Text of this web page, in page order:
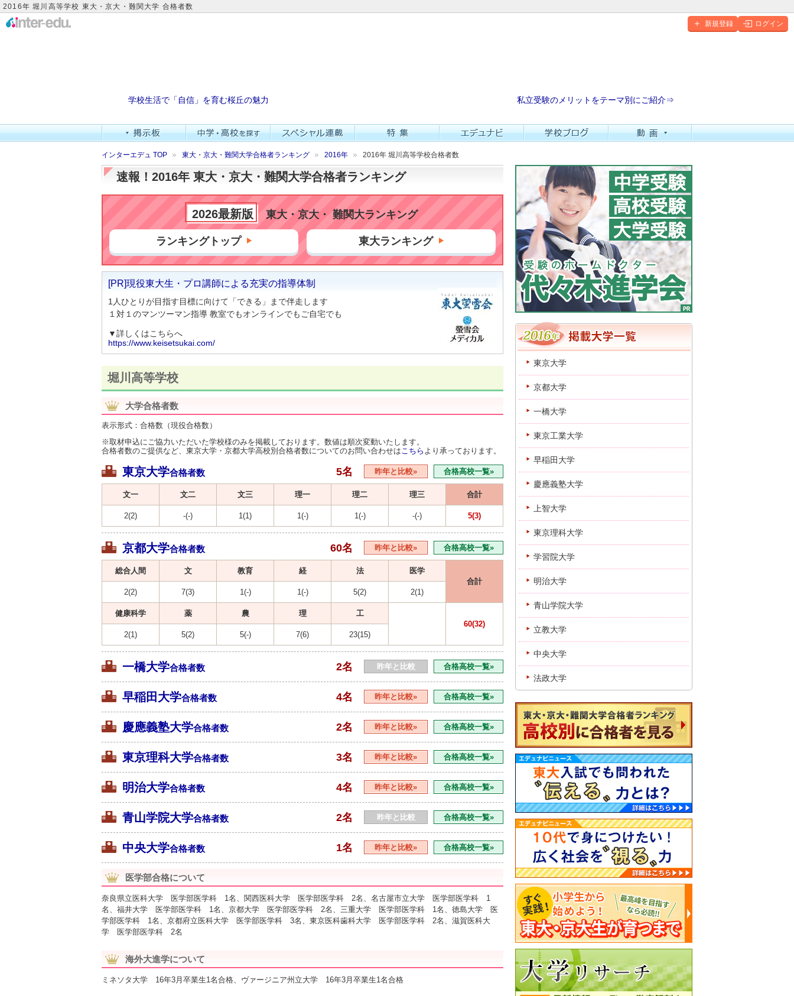
2016年 堀川高等学校 東大・京大・難関大学 合格者数
新規登録 ログイン
学校生活で「自信」を育む桜丘の魅力 私立受験のメリットをテーマ別にご紹介⇒
インターエデュ TOP 東大・京大・難関大学合格者ランキング 2016年 2016年 堀川高等学校合格者数
速報！2016年 東大・京大・難関大学合格者ランキング
2026最新版 東大・京大・ 難関大ランキング
ランキングトップ 東大ランキング
[PR]現役東大生・プロ講師による充実の指導体制
1人ひとりが目指す目標に向けて「できる」まで伴走します
１対１のマンツーマン指導 教室でもオンラインでもご自宅でも
▼詳しくはこちらへ
https://www.keisetsukai.com/
堀川高等学校
大学合格者数
表示形式：合格数（現役合格数）
※取材申込にご協力いただいた学校様のみを掲載しております。数値は順次変動いたします。
合格者数のご提供など、東京大学・京都大学高校別合格者数についてのお問い合わせは こちら より承っております。
東京大学合格者数 5名 昨年と比較» 合格高校一覧»
文一 文二 文三 理一 理二 理三 合計
2(2) -(-) 1(1) 1(-) 1(-) -(-) 5(3)
京都大学合格者数 60名 昨年と比較» 合格高校一覧»
総合人間 文 教育 経 法
医学
合計
2(2)
7(3) 1(-) 1(-) 5(2) 2(1)
健康科学 薬 農 理
工
60(32)
2(1)
5(2) 5(-) 7(6) 23(15)
一橋大学合格者数 2名 昨年と比較 合格高校一覧»
早稲田大学合格者数 4名 昨年と比較» 合格高校一覧»
慶應義塾大学合格者数 2名 昨年と比較» 合格高校一覧»
東京理科大学合格者数 3名 昨年と比較» 合格高校一覧»
明治大学合格者数 4名 昨年と比較» 合格高校一覧»
青山学院大学合格者数 2名 昨年と比較 合格高校一覧»
中央大学合格者数 1名 昨年と比較» 合格高校一覧»
医学部合格について
奈良県立医科大学 医学部医学科 1名、関西医科大学 医学部医学科 2名、名古屋市立大学 医学部医学科 1
名、福井大学 医学部医学科 1名、京都大学 医学部医学科 2名、三重大学 医学部医学科 1名、徳島大学 医
学部医学科 1名、京都府立医科大学 医学部医学科 3名、東京医科歯科大学 医学部医学科 2名、滋賀医科大
学 医学部医学科 2名
海外大進学について
ミネソタ大学 16年3月卒業生1名合格、ヴァージニア州立大学 16年3月卒業生1名合格
東京大学
京都大学
一橋大学
東京工業大学
早稲田大学
慶應義塾大学
上智大学
東京理科大学
学習院大学
明治大学
青山学院大学
立教大学
中央大学
法政大学